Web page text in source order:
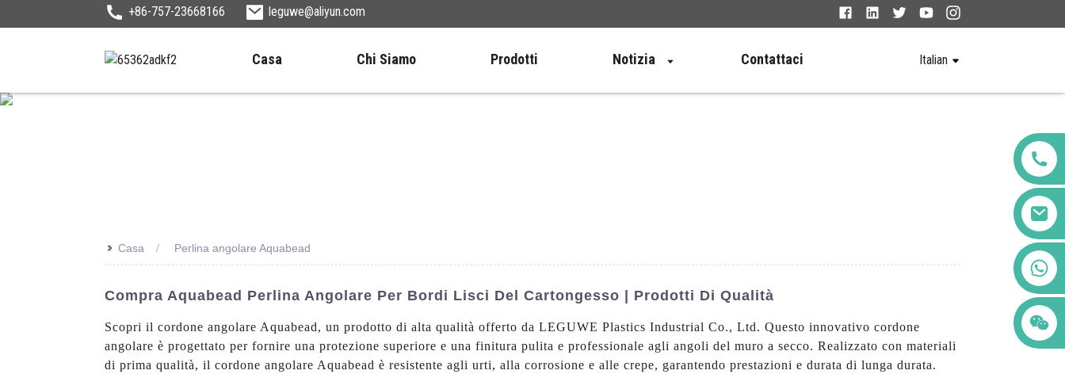
+86-757-23668166 leguwe@aliyun.com
Casa Chi Siamo Prodotti Notizia Contattaci Italian
+86 123456789122
>> Casa Perlina angolare Aquabead
Compra Aquabead Perlina Angolare Per Bordi Lisci Del Cartongesso | Prodotti Di Qualità
Scopri il cordone angolare Aquabead, un prodotto di alta qualità offerto da LEGUWE Plastics Industrial Co., Ltd. Questo innovativo cordone
angolare è progettato per fornire una protezione superiore e una finitura pulita e professionale agli angoli del muro a secco. Realizzato con materiali
di prima qualità, il cordone angolare Aquabead è resistente agli urti, alla corrosione e alle crepe, garantendo prestazioni e durata di lunga durata.